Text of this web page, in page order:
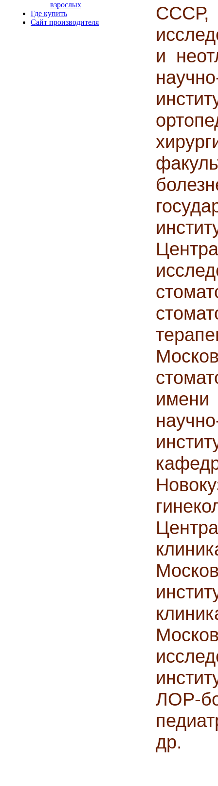
взрослых
Где купить
Сайт производителя
и
ЛОР-
др.